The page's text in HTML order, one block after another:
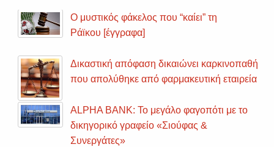
Ο μυστικός φάκελος που “καίει” τη
Ράϊκου [έγγραφα]
Δικαστική απόφαση δικαιώνει καρκινοπαθή
που απολύθηκε από φαρμακευτική εταιρεία
ALPHA BANK: Το μεγάλο φαγοπότι με το
δικηγορικό γραφείο «Σιούφας &
Συνεργάτες»